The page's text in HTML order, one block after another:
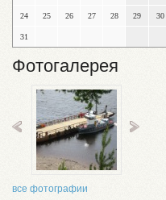
24 25 26 27 28 29 30
31
Фотогалерея
все фотографии